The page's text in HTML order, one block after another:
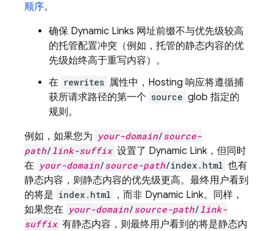
顺序。
确保 Dynamic Links 网址前缀不与优先级较高
的托管配置冲突（例如，托管的静态内容的优
先级始终高于重写内容）。
在 rewrites 属性中， Hosting 响应将遵循捕
获所请求路径的第一个 source glob 指定的
规则。
例如，如果您为 your-domain/source-
path/link-suffix 设置了 Dynamic Link ，但同时
在 your-domain/source-path/index.html 也有
静态内容，则静态内容的优先级更高。最终用户看到
的将是 index.html ，而非 Dynamic Link。同样，
如果您在 your-domain/source-path/link-
suffix 有静态内容，则最终用户看到的将是静态内